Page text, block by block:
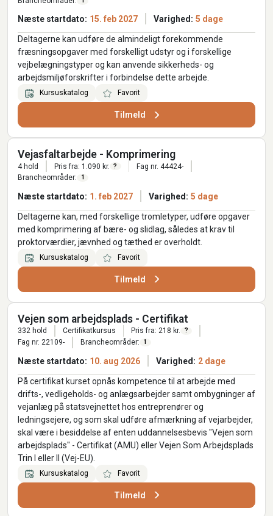
Næste startdato: 15. feb 2027 Varighed: 5 dage
Deltagerne kan udføre de almindeligt forekommende
fræsningsopgaver med forskelligt udstyr og i forskellige
vejbelægningstyper og kan anvende sikkerheds- og
arbejdsmiljøforskrifter i forbindelse dette arbejde.
Kursuskatalog Favorit
Tilmeld
Vejasfaltarbejde - Komprimering
4 hold Pris fra: 1.090 kr. ?
Fag nr. 44424-
Brancheområder:
1
Næste startdato: 1. feb 2027 Varighed: 5 dage
Deltagerne kan, med forskellige tromletyper, udføre opgaver
med komprimering af bære- og slidlag, således at krav til
proktorværdier, jævnhed og tæthed er overholdt.
Kursuskatalog Favorit
Tilmeld
Vejen som arbejdsplads - Certifikat
332 hold Certifikatkursus Pris fra: 218 kr. ?
Fag nr. 22109- Brancheområder: 1
Næste startdato: 10. aug 2026 Varighed: 2 dage
På certifikat kurset opnås kompetence til at arbejde med
drifts-, vedligeholds- og anlægsarbejder samt ombygninger af
vejanlæg på statsvejnettet hos entreprenører og
ledningsejere, og som skal udføre afmærkning af vejarbejder,
skal være i besiddelse af enten uddannelsesbevis "Vejen som
arbejdsplads" - Certifikat (AMU) eller Vejen Som Arbejdsplads
Trin I eller II (Vej-EU).
Kursuskatalog Favorit
Tilmeld